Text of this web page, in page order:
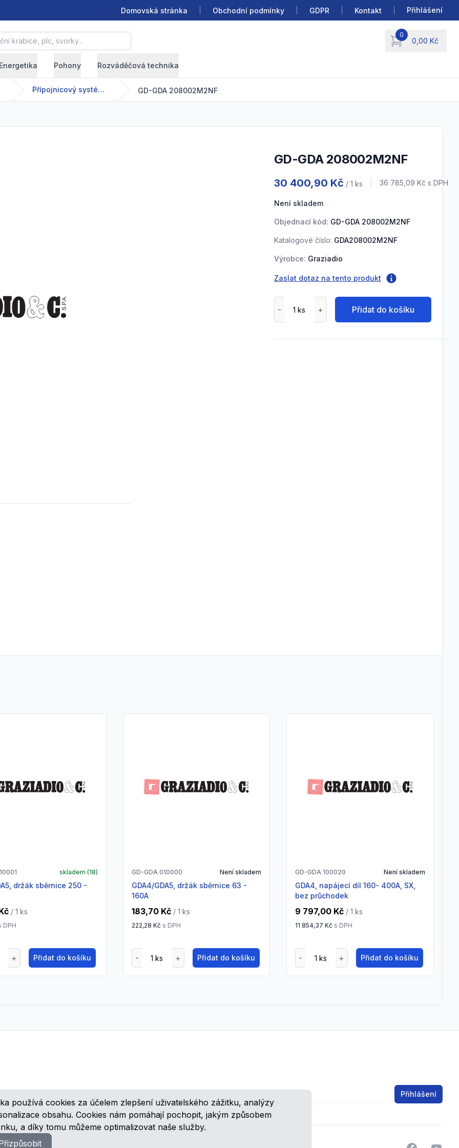
používá cookies za účelem zlepšení uživatelského zážitku, analýzy
obsahu. Cookies nám pomáhají pochopit, jakým způsobem
a díky tomu můžeme optimalizovat naše služby.
Domovská stránka Obchodní podmínky GDPR Kontakt Přihlášení
plc, svorky... 0
0,00 Kč
items in cart, view
Energetika Pohony Rozváděčová technika
Přípojnicový systém - GDA - 63-2500 A GD-GDA 208002M2NF
GD-GDA 208002M2NF
30 400,90 Kč / 1 ks Cena s DPH
36 785,09 Kč s DPH
Není skladem
Objednací kód: GD-GDA 208002M2NF
Katalogové číslo: GDA208002M2NF
Výrobce: Graziadio
Zaslat dotaz na tento produkt
Přidat do košíku
skladem (18)
/ 1 ks
DPH
Přidat do košíku
GD-GDA 010000 Není skladem
GDA4/GDA5, držák sběrnice 63 -
160A
183,70 Kč / 1 ks
222,28 Kč s DPH
Přidat do košíku
GD-GDA 100020 Není skladem
GDA4, napájecí díl 160- 400A, SX,
bez průchodek
9 797,00 Kč / 1 ks
11 854,37 Kč s DPH
Přidat do košíku
speciálních cenových nabídkách a různých zajímavých akcích.
Email address Přihlášení